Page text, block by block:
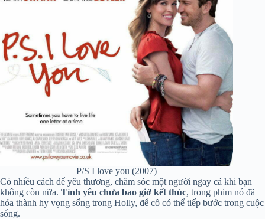
P/S I love you (2007)
Có nhiều cách để yêu thương, chăm sóc một người ngay cả khi bạn
không còn nữa. Tình yêu chưa bao giờ kết thúc, trong phim nó đã
hóa thành hy vọng sống trong Holly, để cô có thể tiếp bước trong cuộc
sống.